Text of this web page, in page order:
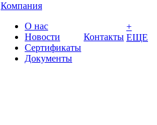
Компания
О нас
Новости
Сертификаты
Документы
Контакты
+
ЕЩЕ